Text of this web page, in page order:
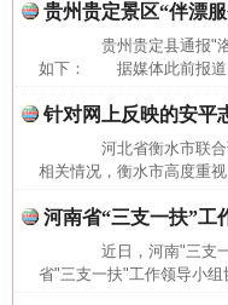
贵州贵定景区“伴漂
贵州贵定县通报"洛
如下： 据媒体此前报道
针对网上反映的安平
河北省衡水市联合
相关情况，衡水市高度重
河南省“三支一扶”工
近日，河南"三支一
省"三支一扶"工作领导小
网上购药对